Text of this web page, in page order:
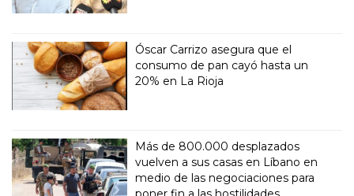
Óscar Carrizo asegura que el
consumo de pan cayó hasta un
20% en La Rioja
Más de 800.000 desplazados
vuelven a sus casas en Líbano en
medio de las negociaciones para